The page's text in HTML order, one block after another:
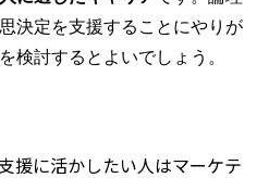
決定を支援することにやりが
検討するとよいでしょう。
援に活かしたい人はマーケテ